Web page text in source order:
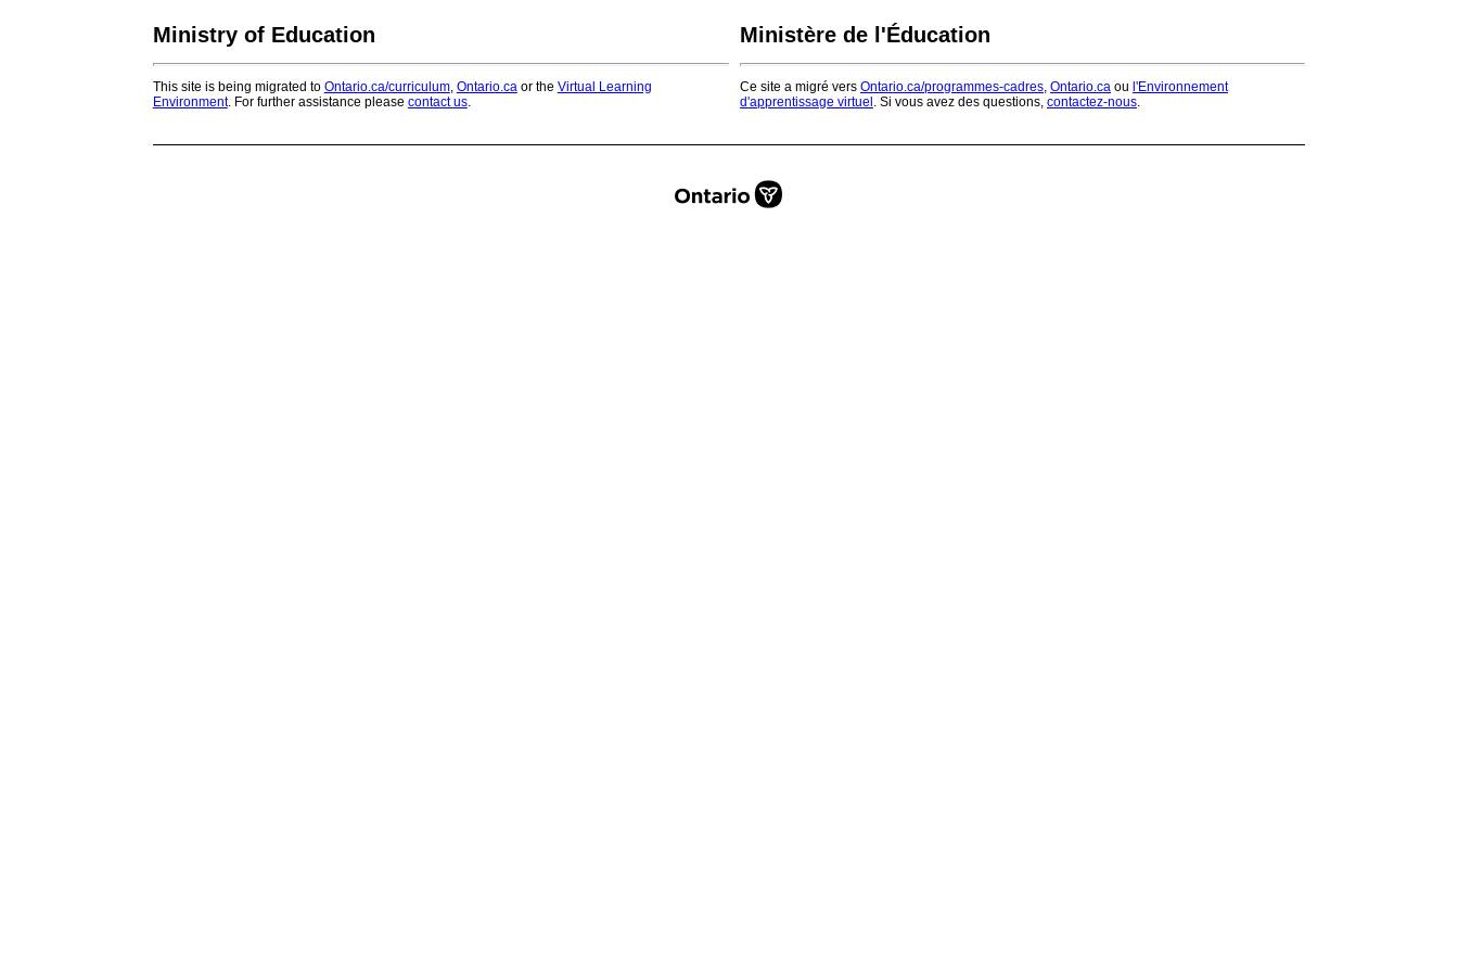
Ministry of Education
This site is being migrated to Ontario.ca/curriculum, Ontario.ca or the Virtual Learning
Environment. For further assistance please contact us.
Ministère de l'Éducation
Ce site a migré vers Ontario.ca/programmes-cadres, Ontario.ca ou l'Environnement
d'apprentissage virtuel . Si vous avez des questions, contactez-nous.